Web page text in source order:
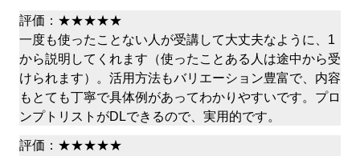
評価：★★★★★
一度も使ったことない人が受講して大丈夫なように、1
から説明してくれます（使ったことある人は途中から受
けられます）。活用方法もバリエーション豊富で、内容
もとても丁寧で具体例があってわかりやすいです。プロ
ンプトリストがDLできるので、実用的です。
評価：★★★★★